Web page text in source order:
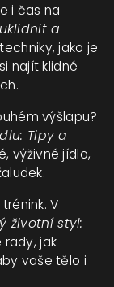
i čas na
a
jako je
najít klidné
výšlapu?
Tipy a
výživné jídlo,
V
životní styl:
jak
vaše tělo i